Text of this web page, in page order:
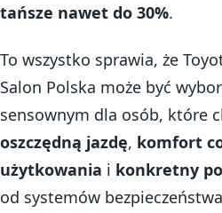
tańsze nawet do 30%.
To wszystko sprawia, że
Salon Polska może być
sensownym dla osób, które
oszczędną jazdę, komfort
użytkowania i konkretny
od systemów